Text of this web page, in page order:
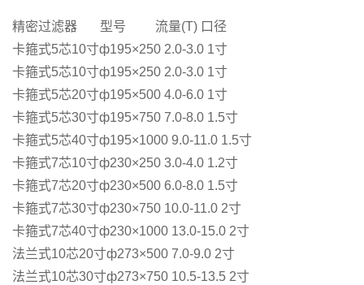
精密过滤器 型号 流量(T) 口径
卡箍式5芯10寸ф195×250 2.0-3.0 1寸
卡箍式5芯10寸ф195×250 2.0-3.0 1寸
卡箍式5芯20寸ф195×500 4.0-6.0 1寸
卡箍式5芯30寸ф195×750 7.0-8.0 1.5寸
卡箍式5芯40寸ф195×1000 9.0-11.0 1.5寸
卡箍式7芯10寸ф230×250 3.0-4.0 1.2寸
卡箍式7芯20寸ф230×500 6.0-8.0 1.5寸
卡箍式7芯30寸ф230×750 10.0-11.0 2寸
卡箍式7芯40寸ф230×1000 13.0-15.0 2寸
法兰式10芯20寸ф273×500 7.0-9.0 2寸
法兰式10芯30寸ф273×750 10.5-13.5 2寸